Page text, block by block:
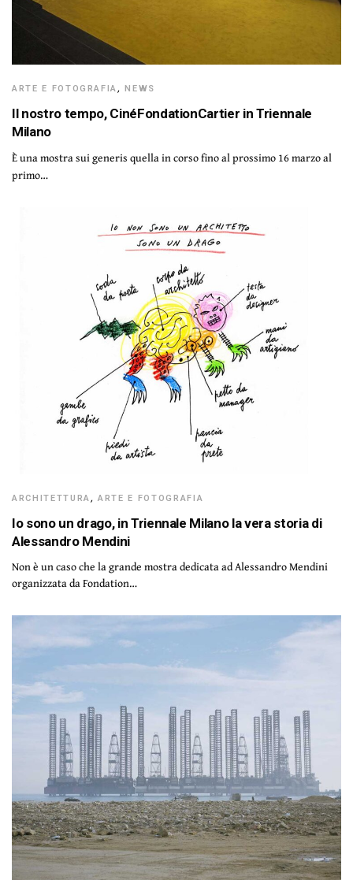
ARTE E FOTOGRAFIA,NEWS
Il nostro tempo, CinéFondationCartier in Triennale
Milano
È una mostra sui generis quella in corso fino al prossimo 16 marzo al
primo…
ARCHITETTURA,ARTE E FOTOGRAFIA
Io sono un drago, in Triennale Milano la vera storia di
Alessandro Mendini
Non è un caso che la grande mostra dedicata ad Alessandro Mendini
organizzata da Fondation…